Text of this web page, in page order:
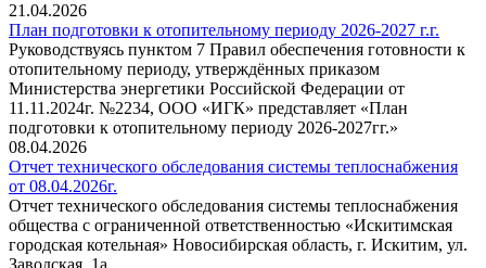
21.04.2026
План подготовки к отопительному периоду 2026-2027 г.г.
Руководствуясь пунктом 7 Правил обеспечения готовности к
отопительному периоду, утверждённых приказом
Министерства энергетики Российской Федерации от
11.11.2024г. №2234, ООО «ИГК» представляет «План
подготовки к отопительному периоду 2026-2027гг.»
08.04.2026
Отчет технического обследования системы теплоснабжения
от 08.04.2026г.
Отчет технического обследования системы теплоснабжения
общества с ограниченной ответственностью «Искитимская
городская котельная» Новосибирская область, г. Искитим, ул.
Заводская, 1а